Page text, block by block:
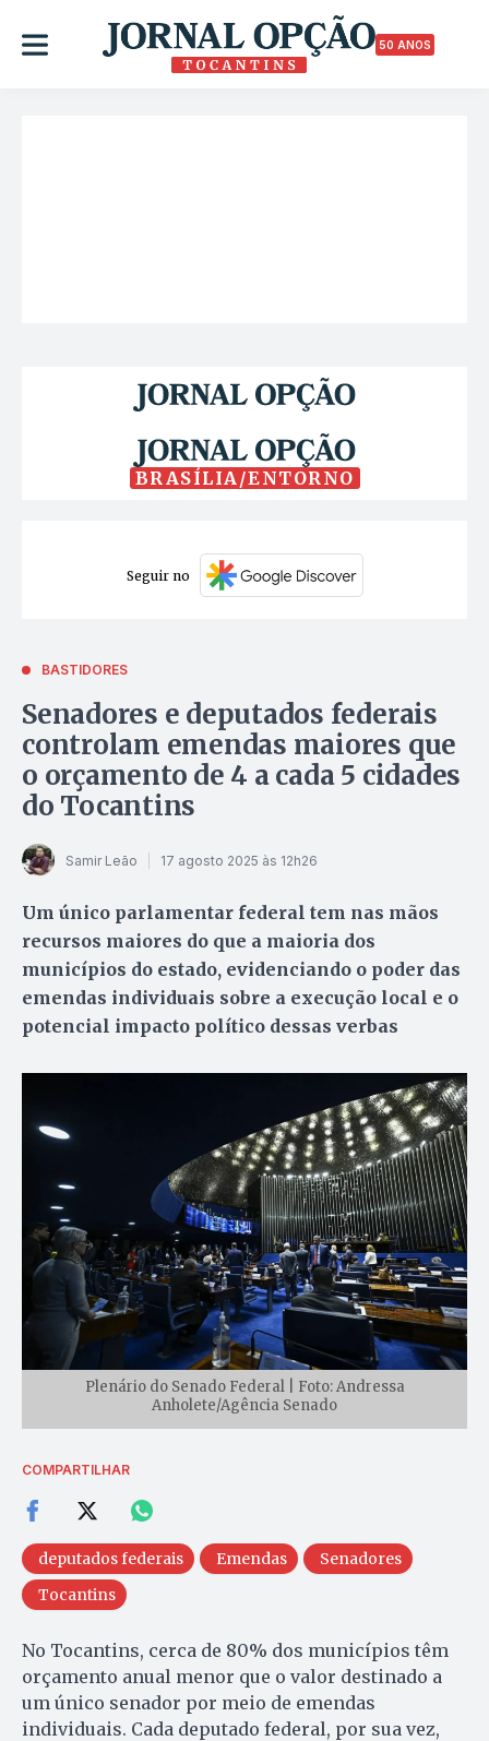
50 ANOS
BRASÍLIA/ENTORNO
Seguir no
BASTIDORES
Senadores e deputados federais
controlam emendas maiores que
o orçamento de 4 a cada 5 cidades
do Tocantins
Samir Leão 17 agosto 2025 às 12h26
Um único parlamentar federal tem nas mãos
recursos maiores do que a maioria dos
municípios do estado, evidenciando o poder das
emendas individuais sobre a execução local e o
potencial impacto político dessas verbas
Plenário do Senado Federal | Foto: Andressa
Anholete/Agência Senado
COMPARTILHAR
deputados federais Emendas
Senadores
Tocantins
No Tocantins, cerca de 80% dos municípios têm
orçamento anual menor que o valor destinado a
um único senador por meio de emendas
individuais. Cada deputado federal, por sua vez,